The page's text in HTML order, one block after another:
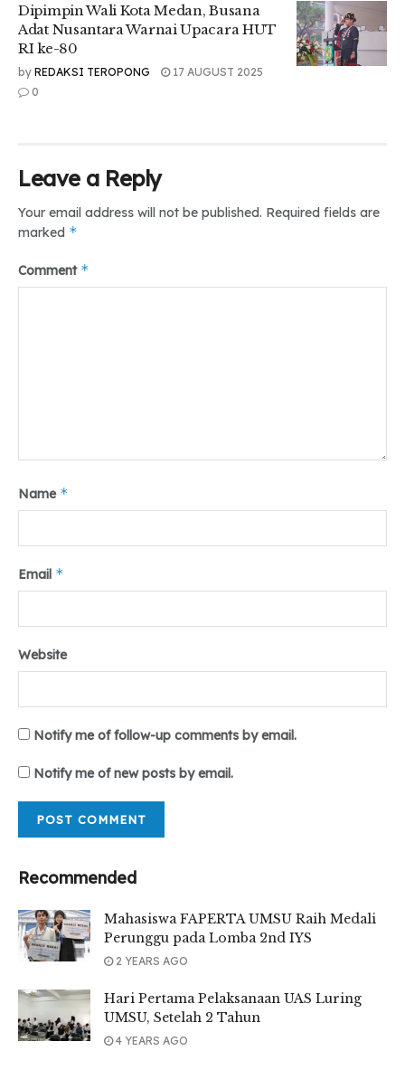
Tr : Raja Hamdani Lubis
Tags:
teropongdaily
Dipimpin Wali Kota Medan, Busana
Adat Nusantara Warnai Upacara HUT
RI ke-80
by REDAKSI TEROPONG
17 AUGUST 2025
0
Leave a Reply
Your email address will not be published. Required fields are
marked *
Comment *
Name *
Email *
Website
Notify me of follow-up comments by email.
Notify me of new posts by email.
Recommended
Mahasiswa FAPERTA UMSU Raih Medali
Perunggu pada Lomba 2nd IYS
2 YEARS AGO
Hari Pertama Pelaksanaan UAS Luring
UMSU, Setelah 2 Tahun
4 YEARS AGO